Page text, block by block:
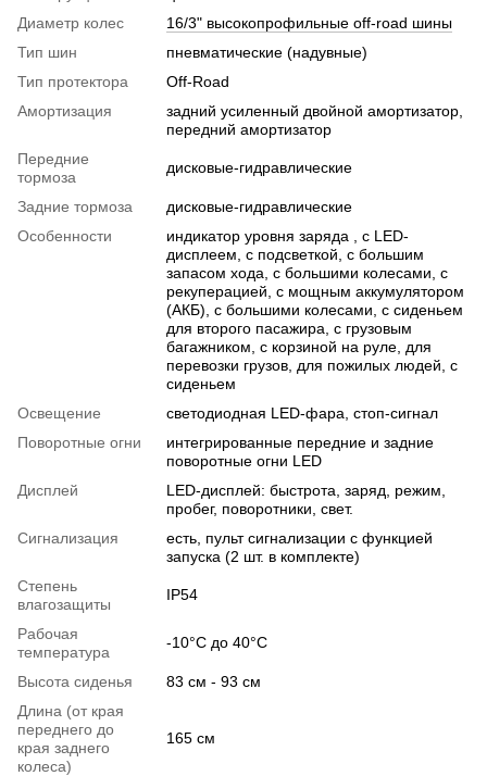
Диаметр колес
16/3" высокопрофильные оff-road шины
Тип шин
пневматические (надувные)
Тип протектора
Off-Road
Амортизация
задний усиленный двойной амортизатор,
передний амортизатор
Передние
тормоза
дисковые-гидравлические
Задние тормоза
дисковые-гидравлические
Особенности
индикатор уровня заряда , с LED-
дисплеем, с подсветкой, с большим
запасом хода, с большими колесами, с
рекуперацией, с мощным аккумулятором
(АКБ), с большими колесами, с сиденьем
для второго пасажира, с грузовым
багажником, с корзиной на руле, для
перевозки грузов, для пожилых людей, с
сиденьем
Освещение
светодиодная LED-фара, стоп-сигнал
Поворотные огни
интегрированные передние и задние
поворотные огни LED
Дисплей
LED-дисплей: быстрота, заряд, режим,
пробег, поворотники, свет.
Сигнализация
есть, пульт сигнализации с функцией
запуска (2 шт. в комплекте)
Степень
влагозащиты
IP54
Рабочая
температура
-10°C до 40°C
Высота сиденья
83 см - 93 см
Длина (от края
переднего до
края заднего
колеса)
165 см